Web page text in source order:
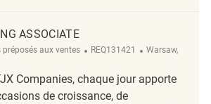
ASSOCIATE
préposés aux ventes ReqId
REQ131421 Emplacement
Warsaw,
Companies, chaque jour apporte
de croissance, de